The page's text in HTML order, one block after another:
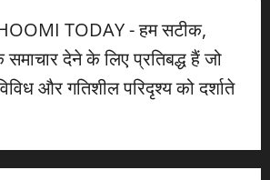
TODAY - हम सटीक,
समाचार देने के लिए प्रतिबद्ध हैं जो
और गतिशील परिदृश्य को दर्शाते